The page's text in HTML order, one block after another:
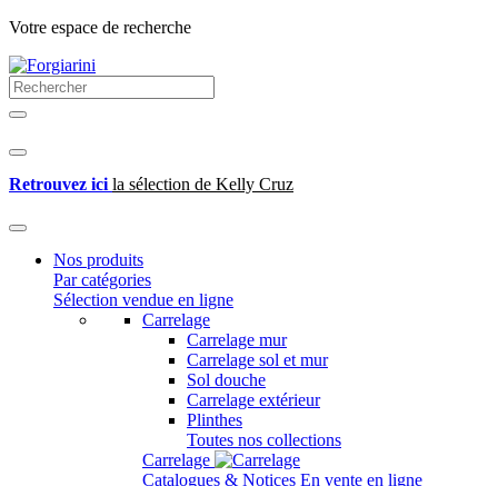
Votre espace de recherche
Retrouvez ici la sélection de Kelly Cruz
Nos produits
Par catégories
Sélection vendue en ligne
Carrelage
Carrelage mur
Carrelage sol et mur
Sol douche
Carrelage extérieur
Plinthes
Toutes nos collections
Carrelage
Catalogues & Notices En vente en ligne